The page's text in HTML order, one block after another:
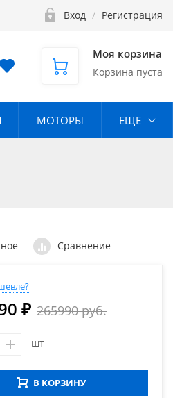
Вход / Регистрация
Моя корзина
Корзина пуста
МОТОРЫ ЕЩЕ
Сравнение
₽ 265990 руб.
шт
В КОРЗИНУ